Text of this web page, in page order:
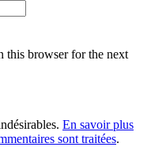
this browser for the next
En savoir plus
sont traitées.